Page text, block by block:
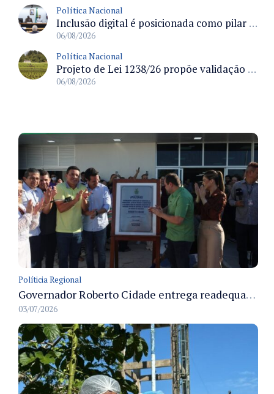
Política Nacional
Inclusão digital é posicionada como pilar essencial da reurbanização de favelas e periferias
06/08/2026
Política Nacional
Projeto de Lei 1238/26 propõe validação automática do Cadastro Ambiental Rural para imóveis de até quatro módulos fiscais
06/08/2026
Políticia Regional
Governador Roberto Cidade entrega readequação do ambulatório da FCecon e amplia capacidade de atendimento oncológico em Manaus
03/07/2026